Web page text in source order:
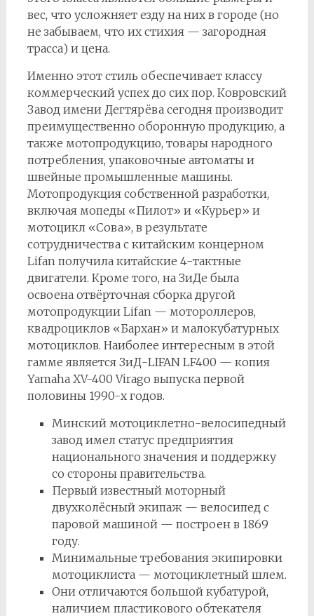
вес, что усложняет езду на них в городе (но
не забываем, что их стихия — загородная
трасса) и цена.
Именно этот стиль обеспечивает классу
коммерческий успех до сих пор. Ковровский
Завод имени Дегтярёва сегодня производит
преимущественно оборонную продукцию, а
также мотопродукцию, товары народного
потребления, упаковочные автоматы и
швейные промышленные машины.
Мотопродукция собственной разработки,
включая мопеды «Пилот» и «Курьер» и
мотоцикл «Сова», в результате
сотрудничества с китайским концерном
Lifan получила китайские 4-тактные
двигатели. Кроме того, на ЗиДе была
освоена отвёрточная сборка другой
мотопродукции Lifan — мотороллеров,
квадроциклов «Бархан» и малокубатурных
мотоциклов. Наиболее интересным в этой
гамме является ЗиД-LIFAN LF400 — копия
Yamaha XV-400 Virago выпуска первой
половины 1990-х годов.
Минский мотоциклетно-велосипедный
завод имел статус предприятия
национального значения и поддержку
со стороны правительства.
Первый известный моторный
двухколёсный экипаж — велосипед с
паровой машиной — построен в 1869
году.
Минимальные требования экипировки
мотоциклиста — мотоциклетный шлем.
Они отличаются большой кубатурой,
наличием пластикового обтекателя